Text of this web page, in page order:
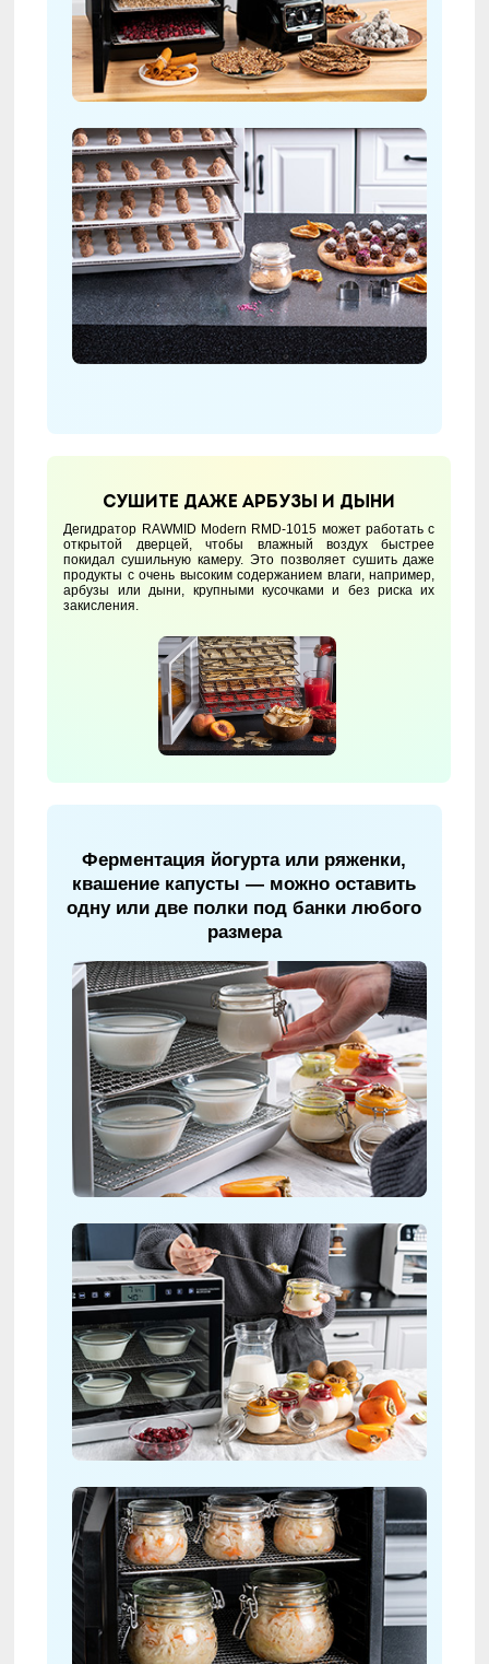
Сушите даже арбузы и дыни
Дегидратор RAWMID Modern RMD-1015 может работать с
открытой дверцей, чтобы влажный воздух быстрее
покидал сушильную камеру. Это позволяет сушить даже
продукты с очень высоким содержанием влаги, например,
арбузы или дыни, крупными кусочками и без риска их
закисления.
Ферментация йогурта или ряженки,
квашение капусты — можно оставить
одну или две полки под банки любого
размера